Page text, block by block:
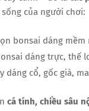
của người chơi:
bonsai dáng
dáng trực, thế
dáng cổ, gốc già,
cá tính, chiều sâu